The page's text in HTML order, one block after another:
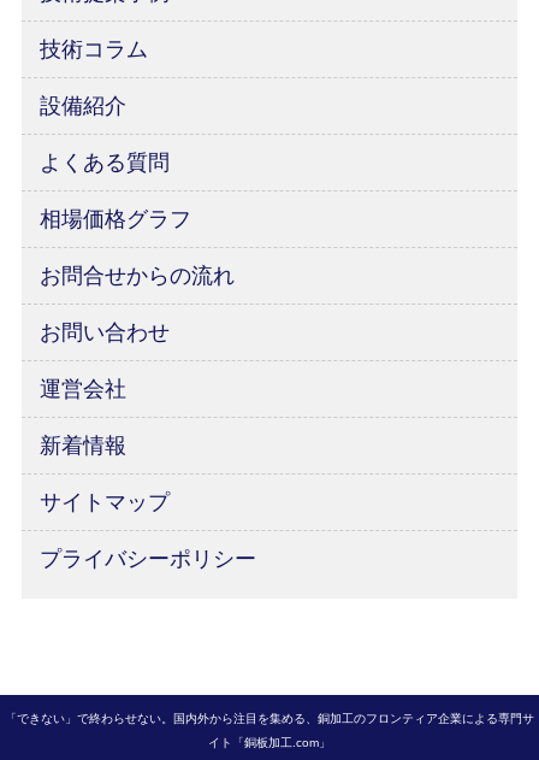
技術コラム
設備紹介
よくある質問
相場価格グラフ
お問合せからの流れ
お問い合わせ
運営会社
新着情報
サイトマップ
プライバシーポリシー
「できない」で終わらせない。国内外から注目を集める、銅加工のフロンティア企業による専門サ
イト「銅板加工.com」